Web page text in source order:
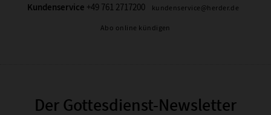
Kundenservice +49 761 2717200 kundenservice@herder.de
Abo online kündigen
Der Gottesdienst-Newsletter